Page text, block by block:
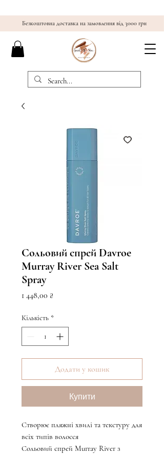
Безкоштовна доставка на замовлення від 3000 грн
Сольовий спрей Davroe
Murray River Sea Salt
Spray
1 448,00 ₴
Кількість *
Додати у кошик
Купити
Створює пляжні хвилі та текстуру для
всіх типів волосся
Сольовий спрей Murray River з